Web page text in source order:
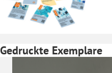
Gedruckte Exemplare